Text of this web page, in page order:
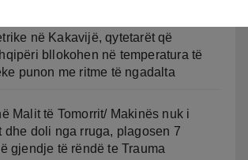
në Kakavijë, qytetarët që
bllokohen në temperatura të
punon me ritme të ngadalta
Malit të Tomorrit/ Makinës nuk i
dhe doli nga rruga, plagosen 7
gjendje të rëndë te Trauma